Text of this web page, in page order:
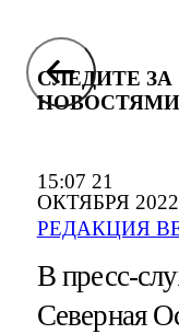
15:07 21
ОКТЯБРЯ 2022
РЕДАКЦИЯ
СЛЕДИТЕ ЗА
В пресс-
Северная